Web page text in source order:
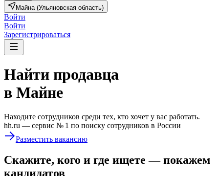
Майна (Ульяновская область)
Войти
Войти
Зарегистрироваться
Найти продавца
в Майне
Находите сотрудников среди тех, кто хочет у вас работать.
hh.ru — сервис № 1 по поиску сотрудников в России
Разместить вакансию
Скажите, кого и где ищете — покажем
кандидатов